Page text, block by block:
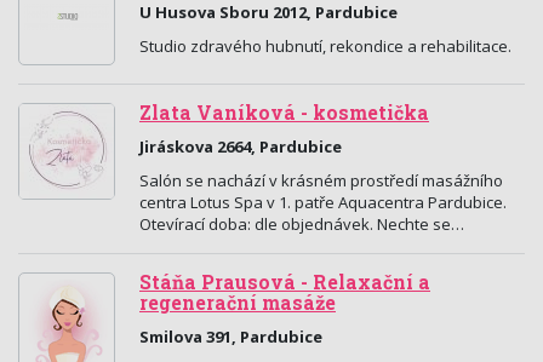
U Husova Sboru 2012, Pardubice
Studio zdravého hubnutí, rekondice a rehabilitace.
Zlata Vaníková - kosmetička
Jiráskova 2664, Pardubice
Salón se nachází v krásném prostředí masážního
centra Lotus Spa v 1. patře Aquacentra Pardubice.
Otevírací doba: dle objednávek. Nechte se…
Stáňa Prausová - Relaxační a
regenerační masáže
Smilova 391, Pardubice